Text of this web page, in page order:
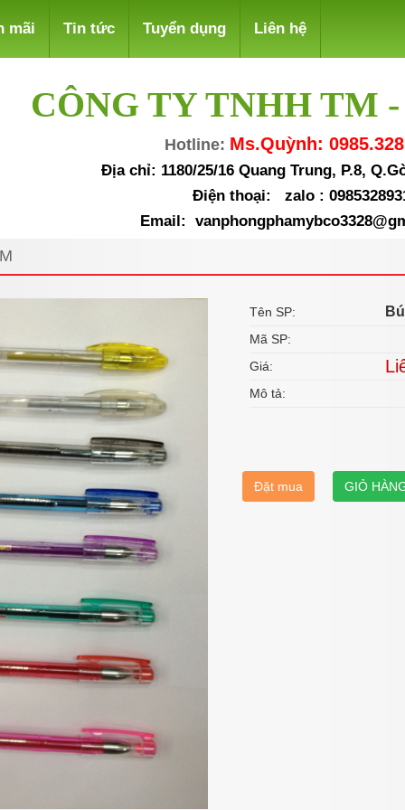
mãi Tin tức Tuyển dụng Liên hệ
CÔNG TY TNHH TM
Hotline: Ms.Quỳnh:
Địa chỉ: 1180/25/16 Quang Trung, P.8,
Điện thoại: zalo :
Email:
Tên SP:
Mã SP:
Giá:
Mô tả:
Đặt mua GIỎ